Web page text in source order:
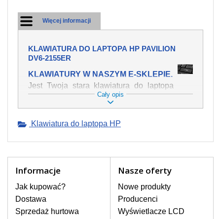
Więcej informacji
KLAWIATURA DO LAPTOPA HP PAVILION
DV6-2155ER
KLAWIATURY W NASZYM E-SKLEPIE.
Jest Twoja stara klawiatura do laptopa
HP Pavilion dv6-2155er mechanicznie
uszkodzona, polałeś ją płynem, który
swojej pozycji? Kup nową klawiaturę,
Oferujemy oryginalne klawiatury w
stronie internetowej ją znajdziesz za
pomocy wyszukiwarki. Wystarczy znać
model laptopa. Przy każdej klawiaturze
nie może brakować szczególowe zdjęcie
do aktualnego stanu naszego magazynu.
Cały opis
Klawiatura do laptopa HP
Informacje
Jak kupować?
Dostawa
Sprzedaż hurtowa
Nasze oferty
Nowe produkty
Producenci
Wyświetlacze LCD